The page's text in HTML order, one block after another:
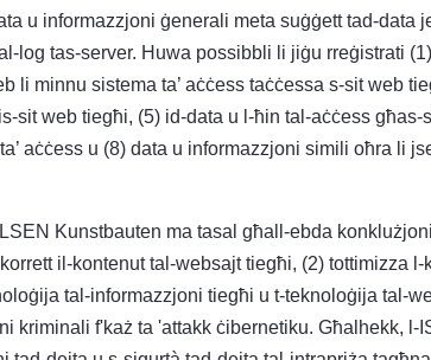
u informazzjoni ġenerali meta suġġett tad-
log tas-server. Huwa possibbli li jiġu rreġistrati
li minnu sistema ta’ aċċess taċċessa s-sit web
sit web tiegħi, (5) id-data u l-ħin tal-aċċess
aċċess u (8) data u informazzjoni simili oħra li
Kunstbauten ma tasal għall-ebda
il-kontenut tal-websajt tiegħi, (2) tottimizza
tal-informazzjoni tiegħi u t-teknoloġija tal-
kriminali f'każ ta 'attakk ċibernetiku. Għalhekk,